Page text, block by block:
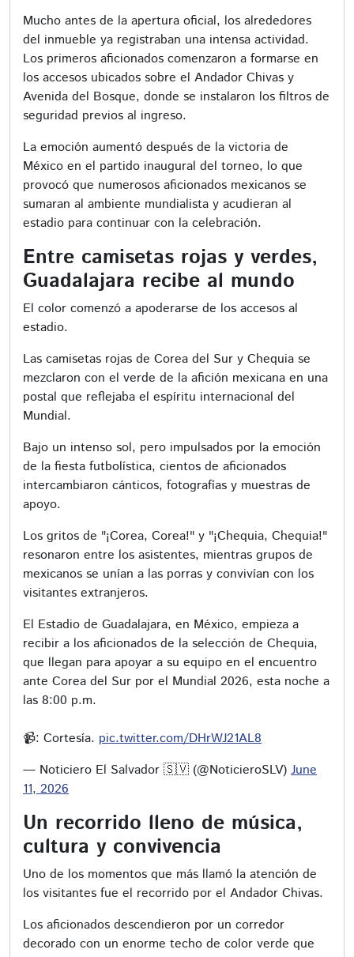
Mucho antes de la apertura oficial, los alrededores
del inmueble ya registraban una intensa actividad.
Los primeros aficionados comenzaron a formarse en
los accesos ubicados sobre el Andador Chivas y
Avenida del Bosque, donde se instalaron los filtros de
seguridad previos al ingreso.
La emoción aumentó después de la victoria de
México en el partido inaugural del torneo, lo que
provocó que numerosos aficionados mexicanos se
sumaran al ambiente mundialista y acudieran al
estadio para continuar con la celebración.
Entre camisetas rojas y verdes,
Guadalajara recibe al mundo
El color comenzó a apoderarse de los accesos al
estadio.
Las camisetas rojas de Corea del Sur y Chequia se
mezclaron con el verde de la afición mexicana en una
postal que reflejaba el espíritu internacional del
Mundial.
Bajo un intenso sol, pero impulsados por la emoción
de la fiesta futbolística, cientos de aficionados
intercambiaron cánticos, fotografías y muestras de
apoyo.
Los gritos de "¡Corea, Corea!" y "¡Chequia, Chequia!"
resonaron entre los asistentes, mientras grupos de
mexicanos se unían a las porras y convivían con los
visitantes extranjeros.
El Estadio de Guadalajara, en México, empieza a
recibir a los aficionados de la selección de Chequia,
que llegan para apoyar a su equipo en el encuentro
ante Corea del Sur por el Mundial 2026, esta noche a
las 8:00 p.m.
📹: Cortesía. pic.twitter.com/DHrWJ21AL8
— Noticiero El Salvador 🇸🇻 (@NoticieroSLV) June
11, 2026
Un recorrido lleno de música,
cultura y convivencia
Uno de los momentos que más llamó la atención de
los visitantes fue el recorrido por el Andador Chivas.
Los aficionados descendieron por un corredor
decorado con un enorme techo de color verde que